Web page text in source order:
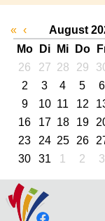
« ‹
August
Mo
Di Mi Do
26
27 28 29
2
3 4 5 6
9
10 11 12
16
17 18 19
23
24 25 26
30
31 1 2 3